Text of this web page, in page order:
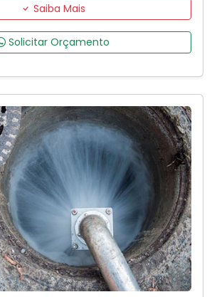
Saiba Mais
Solicitar Orçamento